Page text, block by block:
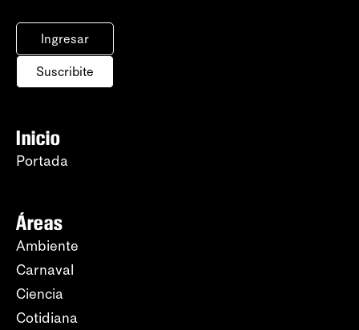
Ingresar
Suscribite
Inicio
Portada
Áreas
Ambiente
Carnaval
Ciencia
Cotidiana